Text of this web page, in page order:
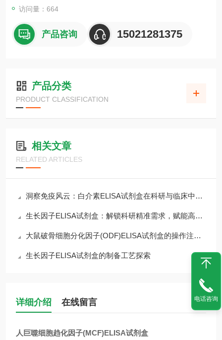
访问量：664
产品咨询 15021281375
产品分类
PRODUCT CLASSIFICATION
相关文章
RELATED ARTICLES
洞察免疫风云：白介素ELISA试剂盒在科研与临床中的核心价值
生长因子ELISA试剂盒：解锁科研精准需求，赋能高效检测核心优势
大鼠破骨细胞分化因子(ODF)ELISA试剂盒的操作注意事项
生长因子ELISA试剂盒的制备工艺探索
详细介绍 在线留言
人巨噬细胞趋化因子(MCF)ELISA试剂盒
电话咨询